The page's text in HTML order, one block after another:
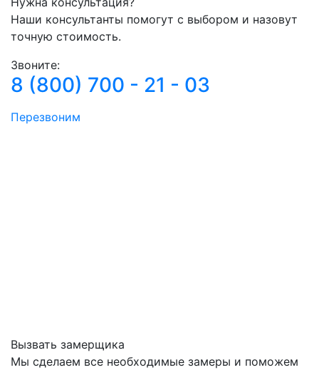
Наши консультанты помогут с выбором и назовут
точную стоимость.
Звоните:
8 (800) 700 - 21 - 03
Перезвоним
Вызвать замерщика
Мы сделаем все необходимые замеры и поможем